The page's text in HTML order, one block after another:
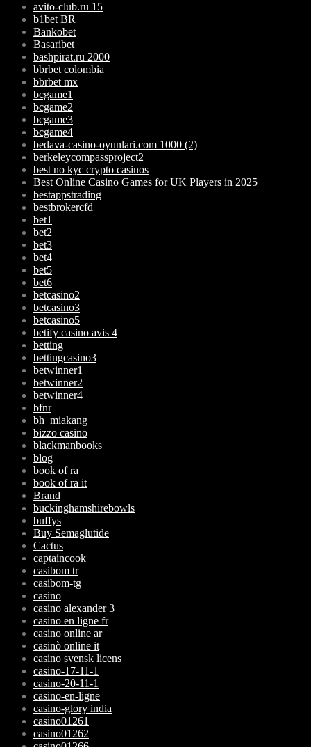
avito-club.ru 15
b1bet BR
Bankobet
Basaribet
bashpirat.ru 2000
bbrbet colombia
bbrbet mx
bcgame1
bcgame2
bcgame3
bcgame4
bedava-casino-oyunlari.com 1000 (2)
berkeleycompassproject2
best no kyc crypto casinos
Best Online Casino Games for UK Players in 2025
bestappstrading
bestbrokercfd
bet1
bet2
bet3
bet4
bet5
bet6
betcasino2
betcasino3
betcasino5
betify casino avis 4
betting
bettingcasino3
betwinner1
betwinner2
betwinner4
bfnr
bh_miakang
bizzo casino
blackmanbooks
blog
book of ra
book of ra it
Brand
buckinghamshirebowls
buffys
Buy Semaglutide
Cactus
captaincook
casibom tr
casibom-tg
casino
casino alexander 3
casino en ligne fr
casino online ar
casinò online it
casino svensk licens
casino-17-11-1
casino-20-11-1
casino-en-ligne
casino-glory india
casino01261
casino01262